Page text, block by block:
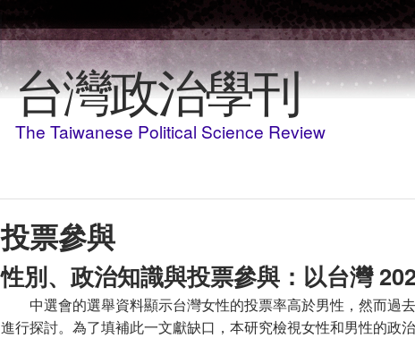
Skip to main content
台灣政治學刊
The Taiwanese Political Science Review
投票參與
性別、政治知識與投票參與：以台灣
中選會的選舉資料顯示台灣女性的投票率高於男性，然而過
進行探討。為了填補此一文獻缺口，本研究檢視女性和男性的政